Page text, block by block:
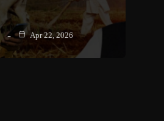
Apr 22, 2026